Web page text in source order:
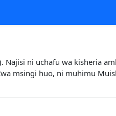
msingi huo, ni muhimu